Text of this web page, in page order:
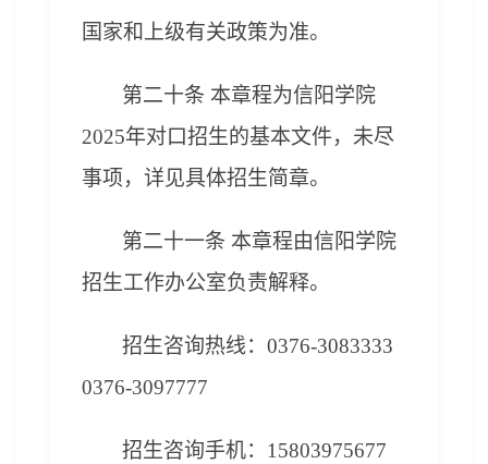
国家和上级有关政策为准。
第二十条 本章程为信阳学院
2025年对口招生的基本文件，未尽
事项，详见具体招生简章。
第二十一条 本章程由信阳学院
招生工作办公室负责解释。
招生咨询热线：0376-3083333
0376-3097777
招生咨询手机：15803975677